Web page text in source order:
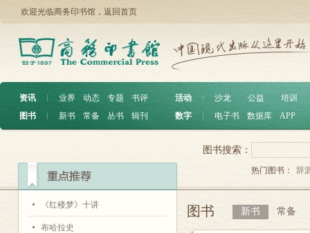
欢迎光临商务印书馆， 返回首页
资讯 ︱ 业界 动态 专题
书评
图书
︱ 新书 常备 丛书 辑刊
活动 沙龙 公益
培训
数字
电子书 数据库 APP
《红楼梦》十讲
布哈拉史
图书搜索：
热门图书： 辞
图书 新书 常备